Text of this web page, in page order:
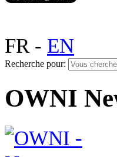
FR- EN
Recherche pour:
OWNI